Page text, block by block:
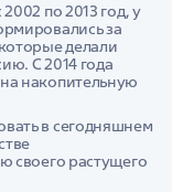
по 2013 год, у
за
делали
С 2014 года
накопительную
в сегодняшнем
своего растущего